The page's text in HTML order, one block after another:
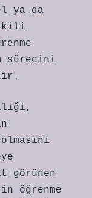
ya da
sürecini
görünen
öğrenme